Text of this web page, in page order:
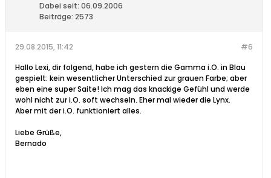
Dabei seit: 06.09.2006
Beiträge: 2573
#6
29.08.2015, 11:42
Hallo Lexi, dir folgend, habe ich gestern die Gamma i.O. in Blau
gespielt: kein wesentlicher Unterschied zur grauen Farbe; aber
eben eine super Saite! Ich mag das knackige Gefühl und werde
wohl nicht zur i.O. soft wechseln. Eher mal wieder die Lynx.
Aber mit der i.O. funktioniert alles.
Liebe Grüße,
Bernado